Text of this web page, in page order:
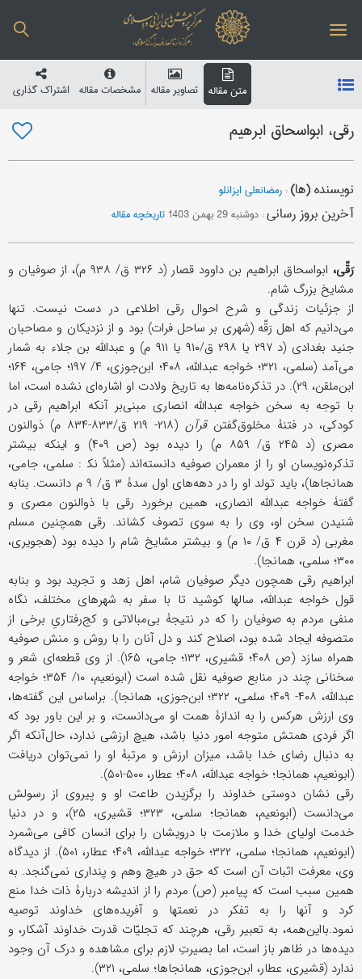
متن مقاله تصاویر مقاله مشخصات مقاله اشتراک گذاری
رقی، ابواسحاق ابرهیم
نویسنده (ها): رمضانعلی ایزانلو
آخرین بروز رسانی: دوشنبه 29 بهمن 1403 تاریخچه مقاله
رَقّی،
ابواسحاق ابراهیم بن داوود قصار (د ۳۲۶ ق/ ۹۳۸ م)، از صوفیان و
مشایخ بزرگ شام.
از جزئیات زندگی و شرح احوال رقی اطلاعی در دست نیست. تنها
می‌دانیم که اهل رَقّه (شهری بر ساحل فرات) بود و از نزدیکان و مصاحبان
جنید بغدادی (د ۲۹۷ یا ۲۹۸ ق/۹۱۰ یا ۹۱۱ م) و عبدالله بن جلاء به شمار
می‌آمد (سلمی، ۳۲۱؛ خواجه عبدالله، ۴۰۸؛ ابن‌جوزی، ۴/ ۱۹۷؛ جامی، ۱۶۴؛
ابن‌ملقن، ۲۹). در تذکره‌نامه‌ها به تاریخ ولادت او اشاره‌ای نشده است، اما
با توجه ‌به سخن خواجه عبدالله انصاری مبنی‌بر آنکه ابراهیم رقی در
کودکی، در فتنۀ مخلوق‌گفتنقرآن
(۲۱۸- ۲۱۹ ق/۸۳۳-۸۳۴ م) ذوالنون
مصری (د ۲۴۵ ق/ ۸۵۹ م) را دیده بود (ص ۴۰۹) و اینکه بیشتر
تذکره‌نویسان او را از معمران صوفیه دانسته‌اند (مثلاً نک‍ : سلمی، جامی،
همانجاها)، باید تولد او را در دهه‌های اول سدۀ ۳ ق/ ۹ م دانست. بنابه
گفتۀ خواجه عبدالله انصاری، همین برخورد رقی با ذوالنون مصری و
شنیدن سخن او، وی را به سوی تصوف کشاند. رقی همچنین مسلم
مغربی (د قرن ۴ ق/ ۱۰ م) و بیشتر مشایخ شام را دیده بود (هجویری،
۳۰۰؛ سلمی، همانجا).
ابراهیم رقی همچون دیگر صوفیان شام، اهل زهد و تجرید بود و بنابه
قول خواجه عبدالله، سالها کوشید تا با سفر به شهرهای مختلف، نگاه
منفی مردم به صوفیان را که در نتیجۀ بی‌مبالاتی و کج‌رفتاریِ برخی از
متصوفه ایجاد شده بود، اصلاح کند و دل آنان را با روش و منش صوفیه
همراه سازد (ص ۴۰۸؛ قشیری، ۱۳۲؛ جامی، ۱۶۵). از وی قطعه‌ای شعر و
سخنانی چند در منابع صوفیه نقل شده است (ابونعیم، ۱۰/ ۳۵۴؛ خواجه
عبدالله، ۴۰۸- ۴۰۹؛ سلمی، ۳۲۲؛ ابن‌جوزی، همانجا). براساس این گفته‌ها،
وی ارزش هرکس را به اندازۀ همت او می‌دانست، و بر این باور بود که
اگر فردی همتش متوجه امور دنیا باشد، هیچ ارزشی ندارد، حال‌آنکه اگر
به دنبال رضای خدا باشد، میزان ارزش و مرتبۀ او را نمی‌توان دریافت
(ابونعیم، همانجا؛ خواجه عبدالله، ۴۰۸؛ عطار، ۵۰۰-۵۰۱).
رقی نشان دوستی خداوند را برگزیدن طاعت او و پیروی از رسولش
می‌‌دانست (ابونعیم، همانجا؛ سلمی، ۳۲۳؛ قشیری، ۲۵)، و در دنیا
خدمت اولیای خدا و ملازمت با درویشان را برای انسان کافی می‌شمرد
(ابونعیم، همانجا؛ سلمی، ۳۲۲؛ خواجه عبدالله، ۴۰۹؛ عطار، ۵۰۱). از دیدگاه
وی، معرفت اثبات آن است که حق در هیچ وهم و پنداری نمی‌گنجد. به
همین سبب است که پیامبر (ص) مردم را از اندیشه دربارۀ ذات خدا منع
کرد و آنها را به تفکر در نعمتها و آفریده‌های خداوند توصیه
نمود.بااین‌همه، به تعبیر رقی، هرچند که تجلیّات قدرت خداوند آشکار، و
دیده‌ها در ظاهر باز است، اما بصیرتِ لازم برای مشاهده و درک آن وجود
ندارد (قشیری، عطار، ابن‌جوزی، همانجاها؛ سلمی، ۳۲۱).